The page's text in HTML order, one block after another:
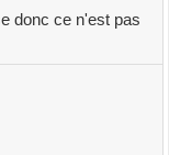
donc ce n'est pas